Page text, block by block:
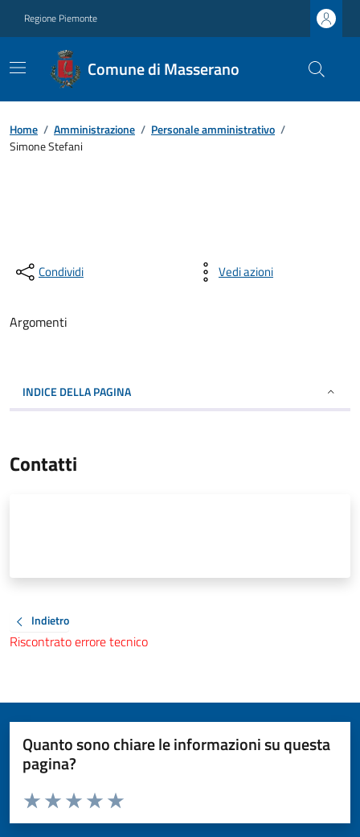
Regione Piemonte
Comune di Masserano
Home / Amministrazione / Personale amministrativo /
Simone Stefani
Condividi Vedi azioni
Argomenti
INDICE DELLA PAGINA
Contatti
Indietro
Riscontrato errore tecnico
Quanto sono chiare le informazioni su questa
pagina?
Valuta da 1 a 5 stelle la pagina
Valuta 5 stelle su 5
Valuta 4 stelle su 5
Valuta 3 stelle su 5
Valuta 2 stelle su 5
Valuta 1 stelle su 5